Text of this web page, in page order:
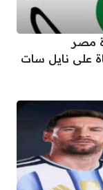
مصر
على نايل سات